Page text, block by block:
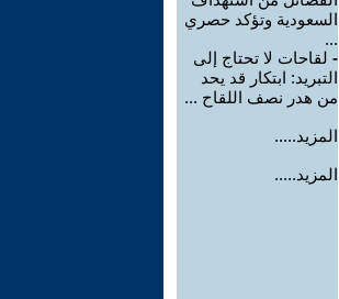
السعودية وتؤكد حصري
...
- لقاحات لا تحتاج إلى
التبريد: ابتكار قد يحد
من هدر نصف اللقاح ...
المزيد.....
المزيد.....